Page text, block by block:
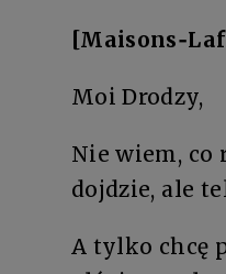
Moi Drodzy,
Nie wiem, co
dojdzie, ale
A tylko chcę